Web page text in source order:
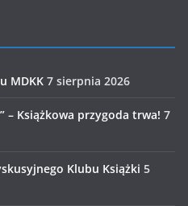
MDKK 7 sierpnia 2026
– Książkowa przygoda trwa! 7
Klubu Książki 5